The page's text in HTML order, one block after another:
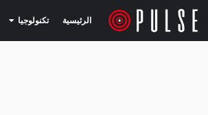
الرئيسية تكنولوجيا (current)